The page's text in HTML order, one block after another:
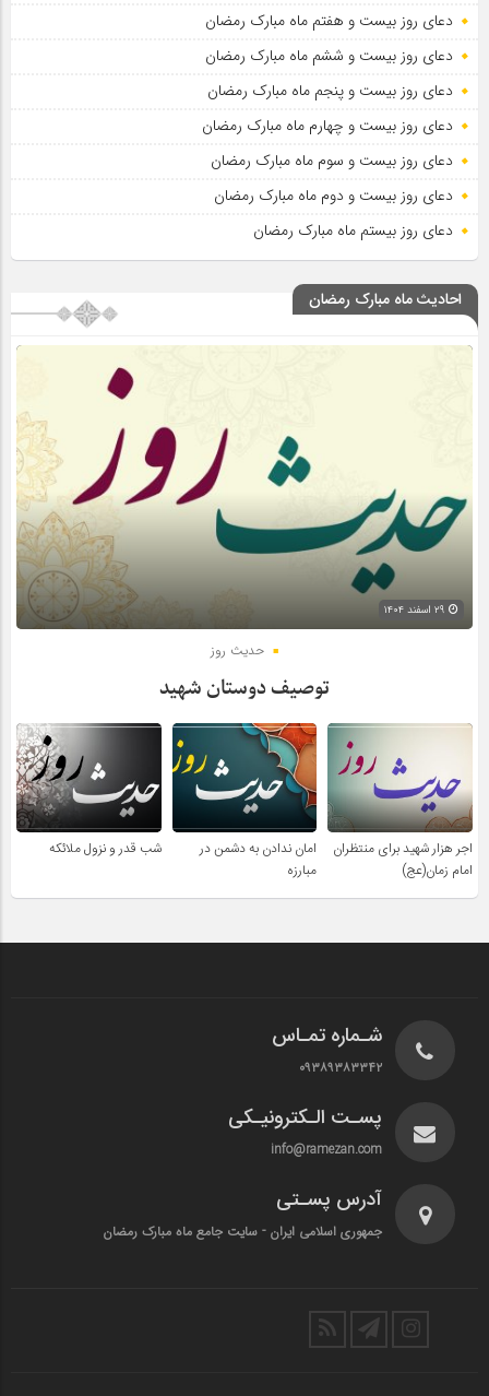
دعای روز بیست و هفتم ماه مبارک رمضان
دعای روز بیست و ششم ماه مبارک رمضان
دعای روز بیست و پنجم ماه مبارک رمضان
دعای روز بیست و چهارم ماه مبارک رمضان
دعای روز بیست و سوم ماه مبارک رمضان
دعای روز بیست و دوم ماه مبارک رمضان
دعای روز بیستم ماه مبارک رمضان
احادیث ماه مبارک رمضان
حدیث روز
توصیف دوستان شهید
اجر هزار شهید برای منتظران
امام زمان(عج)
امان ندادن به دشمن در
مبارزه
شب قدر و نزول ملائکه
شـماره تمـاس
۰۹۳۸۹۳۸۳۳۴۲
پسـت الـکترونیـکی
info@ramezan.com
آدرس پسـتی
جمهوری اسلامی ایران - سایت جامع ماه مبارک رمضان